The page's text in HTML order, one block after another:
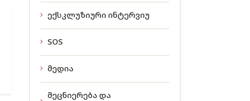
ექსკლუზიური ინტერვიუ
SOS
მედია
მეცნიერება და